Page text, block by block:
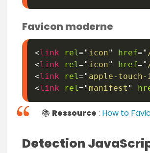
Favicon moderne
<link rel=" icon" href="
<link rel=" icon" href="
<link rel=" apple-touch-
<link rel="manifest "
📚 Ressource : How to
Detection